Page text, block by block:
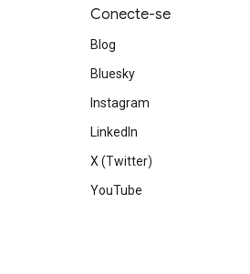
Conecte-se
Blog
Bluesky
Instagram
LinkedIn
X (Twitter)
YouTube